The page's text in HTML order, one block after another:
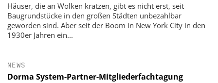
Häuser, die an Wolken kratzen, gibt es nicht erst, seit
Baugrundstücke in den großen Städten unbezahlbar
geworden sind. Aber seit der Boom in New York City in den
1930er Jahren ein...
NEWS
Dorma System-Partner-Mitgliederfachtagung